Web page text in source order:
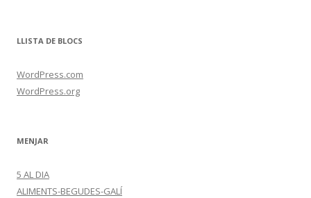
LLISTA DE BLOCS
WordPress.com
WordPress.org
MENJAR
5 AL DIA
ALIMENTS-BEGUDES-GALÍ